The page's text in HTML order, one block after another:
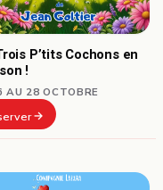
P’tits Cochons en
!
AU 28 OCTOBRE